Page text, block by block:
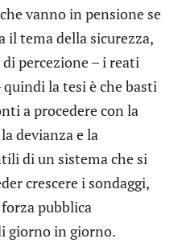
vanno in pensione se
il tema della sicurezza,
percezione – i reati
la tesi è che basti
a procedere con la
devianza e la
di un sistema che si
crescere i sondaggi,
pubblica
giorno in giorno.